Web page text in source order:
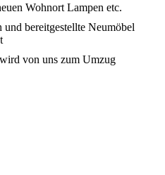
Wohnort Lampen etc.
bereitgestellte Neumöbel
von uns zum Umzug